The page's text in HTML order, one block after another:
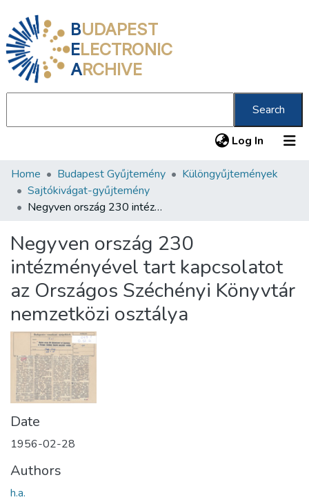
BUDAPEST
ELECTRONIC
ARCHIVE
Search
Log In (current)
Communities & Collections
All of DSpace
About us
Home Budapest Gyűjtemény
Különgyűjtemények
Sajtókivágat-gyűjtemény
Negyven ország 230 intézményével tart kapcsolatot az Országos Széchényi Könyvtár nemzetközi osztálya
Negyven ország 230
intézményével tart kapcsolatot
az Országos Széchényi Könyvtár
nemzetközi osztálya
Date
1956-02-28
Authors
h.a.